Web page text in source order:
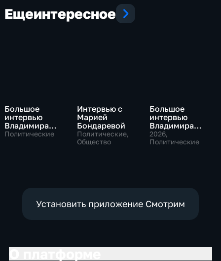
Ещеинтересное
Большое
интервью
Владимира
Путина Сергею
Политические
Интервью с
Марией
Бондаревой
Политические,
Общество
Большое
интервью
Владимира
Соловьева
Роджеру
2026,
Политические
Установить приложение Смотрим